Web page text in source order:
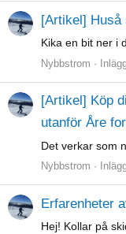
[Artikel] Huså
Kika en bit ner i
Nybbstrom
[Artikel] Köp
utanför Åre
Det verkar som
Nybbstrom
Erfarenheter
Hej! Kollar på